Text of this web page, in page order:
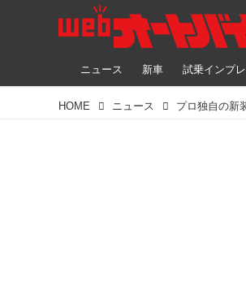
ニュース 新車 試乗インプレ
HOME ニュース